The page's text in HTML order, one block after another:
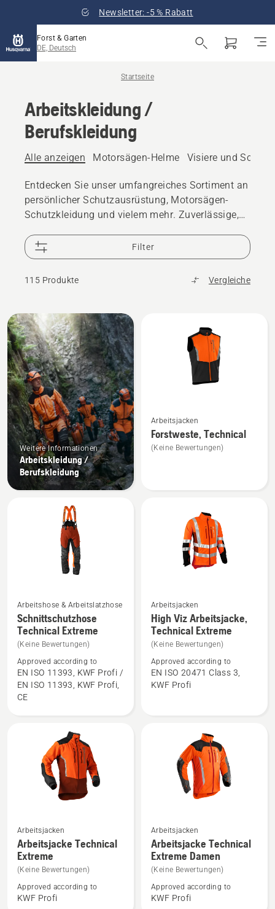
Newsletter: -5 % Rabatt
Forst & Garten
DE, Deutsch
Startseite
Arbeitskleidung /
Berufskleidung
Alle anzeigen Motorsägen-Helme Visiere und
Entdecken Sie unser umfangreiches Sortiment an
persönlicher Schutzausrüstung, Motorsägen-
Schutzkleidung und vielem mehr. Zuverlässige,
jede Herausforderung bestens gerüstet sind.
Filter
115 Produkte Vergleiche
Alle
Produkte
Weitere Informationen
Arbeitskleidung /
Berufskleidung
Details
zu
Forstweste,
Arbeitsjacken
Forstweste, Technical
(Keine Bewertungen)
Mehr
Details
zu
Schnittschutzhose
Technical
Extreme
anzeigen
Arbeitshose & Arbeitslatzhose
Schnittschutzhose
Technical Extreme
(Keine Bewertungen)
Approved according to
EN ISO 11393, KWF Profi /
EN ISO 11393, KWF Profi,
CE
Mehr
Details
zu
High
Viz
Arbeitsjacke,
Arbeitsjacken
High Viz Arbeitsjacke,
Technical Extreme
(Keine Bewertungen)
Approved according to
EN ISO 20471 Class 3,
KWF Profi
Mehr
Details
Arbeitsjacke
Technical
Extreme
Arbeitsjacken
Arbeitsjacke Technical
Extreme
(Keine Bewertungen)
Approved according to
KWF Profi
Mehr
Details
Arbeitsjacke
Technical
Extreme
Arbeitsjacken
Arbeitsjacke Technical
Extreme Damen
(Keine Bewertungen)
Approved according to
KWF Profi